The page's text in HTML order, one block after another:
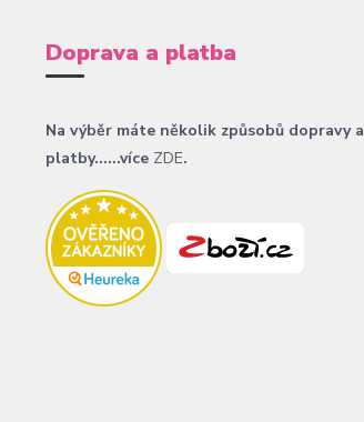
Doprava a platba
Na výběr máte několik způsobů dopravy a
platby......více ZDE.